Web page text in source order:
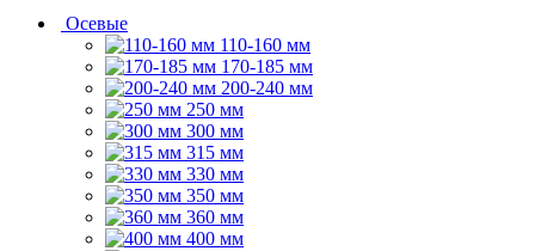
Осевые
110-160 мм
170-185 мм
200-240 мм
250 мм
300 мм
315 мм
330 мм
350 мм
360 мм
400 мм